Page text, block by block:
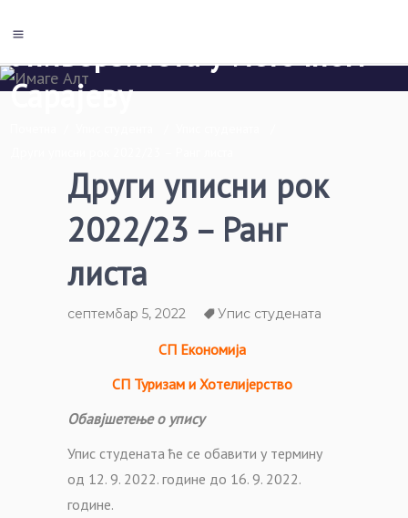
Сарајеву
Други уписни рок
2022/23 – Ранг
листа
септембар 5, 2022 Упис студената
СП Економија
СП Туризам и Хотелијерство
Обавјшетење о упису
Упис студената ће се обавити у термину
од 12. 9. 2022. године до 16. 9. 2022.
године.